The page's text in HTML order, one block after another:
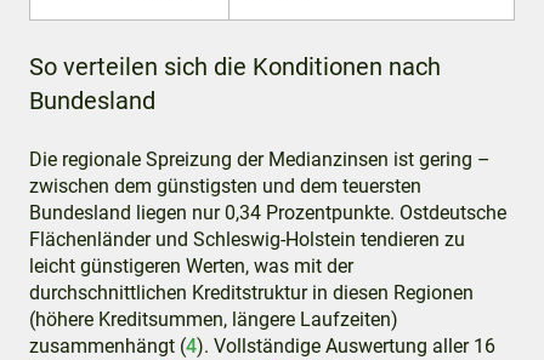
So verteilen sich die Konditionen nach
Bundesland
Die regionale Spreizung der Medianzinsen ist gering –
zwischen dem günstigsten und dem teuersten
Bundesland liegen nur 0,34 Prozentpunkte. Ostdeutsche
Flächenländer und Schleswig-Holstein tendieren zu
leicht günstigeren Werten, was mit der
durchschnittlichen Kreditstruktur in diesen Regionen
(höhere Kreditsummen, längere Laufzeiten)
zusammenhängt (4). Vollständige Auswertung aller 16